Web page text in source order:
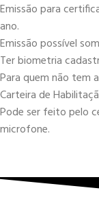
Emissão para
ano.
Emissão possível
Ter biometria
Para quem não tem
Carteira de
Pode ser feito pelo
microfone.